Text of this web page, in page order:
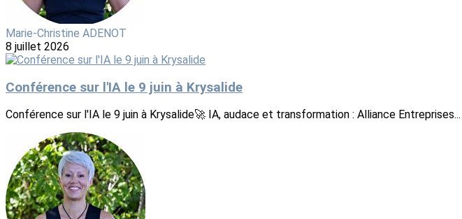
Marie-Christine ADENOT
8 juillet 2026
Conférence sur l'IA le 9 juin à Krysalide
Conférence sur l'IA le 9 juin à Krysalide🚀 IA, audace et transformation : Alliance Entreprises...